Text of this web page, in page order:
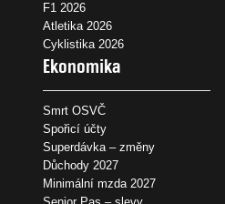
F1 2026
Atletika 2026
Cyklistika 2026
Ekonomika
Smrt OSVČ
Spořicí účty
Superdávka – změny
Důchody 2027
Minimální mzda 2027